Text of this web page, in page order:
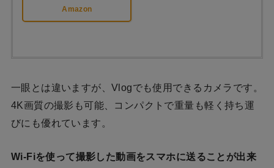
Amazon
一眼とは違いますが、Vlogでも使用できるカメラです。
4K画質の撮影も可能、コンパクトで重量も軽く持ち運
びにも優れています。
Wi-Fiを使って撮影した動画をスマホに送ることが出来